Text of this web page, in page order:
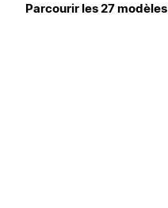
Parcourir les 27 modèles